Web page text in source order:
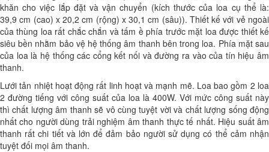
khăn cho việc lắp đặt và vận chuyển (kích thước của loa cụ thể là:
39,9 cm (cao) x 20,2 cm (rộng) x 30,1 cm (sâu)). Thiết kế với vẻ ngoài
của thùng loa rất chắc chắn và tấm ề phía trước mặt loa được thiết kế
siêu bền nhằm bảo vệ hệ thống âm thanh bên trong loa. Phía mặt sau
của loa là hệ thống các cổng kết nối và đường ra vào của tín hiệu âm
thanh.
Lưới tản nhiệt hoạt động rất linh hoạt và mạnh mẽ. Loa bao gồm 2 loa
2 đường tiếng với công suất của loa là 400W. Với mức công suất này
thì chất lượng âm thanh sẽ vô cùng tuyệt vời và chất lượng sống động
nhất cho người dùng trải nghiệm âm thanh thực tế nhất. Hiệu suất âm
thanh rất chi tiết và lớn để đảm bảo người sử dụng có thể cảm nhận
tuyệt đối mọi âm thanh.